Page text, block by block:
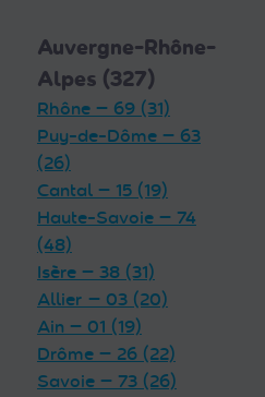
Auvergne-Rhône-
Alpes (327)
Rhône — 69 (31)
Puy-de-Dôme — 63
(26)
Cantal — 15 (19)
Haute-Savoie — 74
(48)
Isère — 38 (31)
Allier — 03 (20)
Ain — 01 (19)
Drôme — 26 (22)
Savoie — 73 (26)